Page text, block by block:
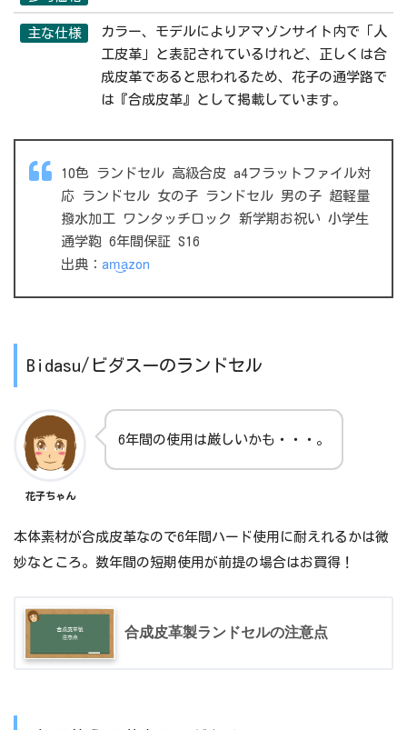
主な仕様
カラー、モデルによりアマゾンサイト内で「人
工皮革」と表記されているけれど、正しくは合
成皮革であると思われるため、花子の通学路で
は『合成皮革』として掲載しています。
10色 ランドセル 高級合皮 a4フラットファイル対
応 ランドセル 女の子 ランドセル 男の子 超軽量
撥水加工 ワンタッチロック 新学期お祝い 小学生
通学鞄 6年間保証 S16
出典： am͜a͉zon
Bidasu/ビダスーのランドセル
花子ちゃん
6年間の使用は厳しいかも・・・。
本体素材が合成皮革なので6年間ハード使用に耐えれるかは微
妙なところ。数年間の短期使用が前提の場合はお買得！
合成皮革製ランドセルの注意点